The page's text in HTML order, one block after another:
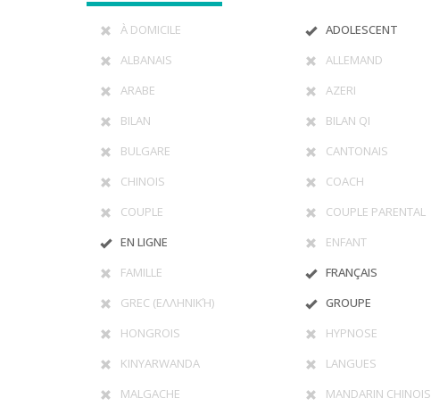
À DOMICILE ADOLESCENT
ALBANAIS
ALLEMAND
ARABE
AZERI
BILAN
BILAN QI
BULGARE
CANTONAIS
CHINOIS
COACH
COUPLE
COUPLE PARENTAL
EN LIGNE
ENFANT
FAMILLE
FRANÇAIS
GREC (ΕΛΛΗΝΙΚΉ)
GROUPE
HONGROIS
HYPNOSE
KINYARWANDA
LANGUES
MALGACHE
MANDARIN CHINOIS